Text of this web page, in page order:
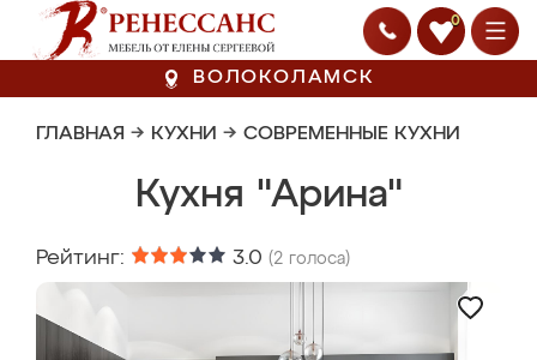
0
ВОЛОКОЛАМСК
ГЛАВНАЯ → КУХНИ → СОВРЕМЕННЫЕ КУХНИ
Кухня "Арина"
Рейтинг: 3.0 (2 голоса)